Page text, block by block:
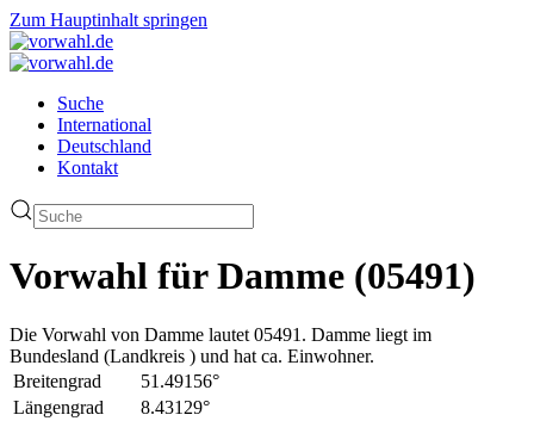
Zum Hauptinhalt springen
Suche
International
Deutschland
Kontakt
Vorwahl für Damme (05491)
Die Vorwahl von Damme lautet 05491. Damme liegt im
Bundesland (Landkreis ) und hat ca. Einwohner.
Breitengrad
51.49156°
Längengrad
8.43129°